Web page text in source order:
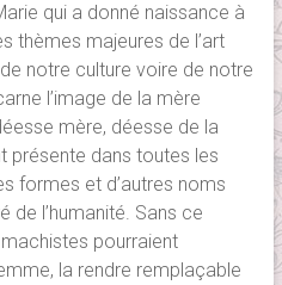
qui a donné naissance à
thèmes majeures de l’art
notre culture voire de notre
l’image de la mère
mère, déesse de la
présente dans toutes les
formes et d’autres noms
l’humanité. Sans ce
pourraient
la rendre remplaçable